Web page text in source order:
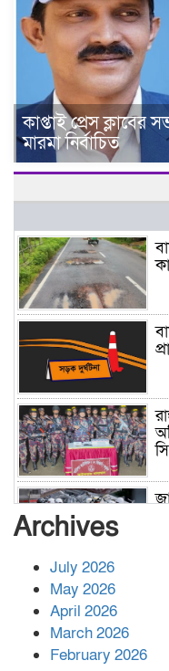
কাপ্তাই প্রেস
মারমা নির্বাচিত
Archives
July 2026
May 2026
April 2026
March 2026
February 2026